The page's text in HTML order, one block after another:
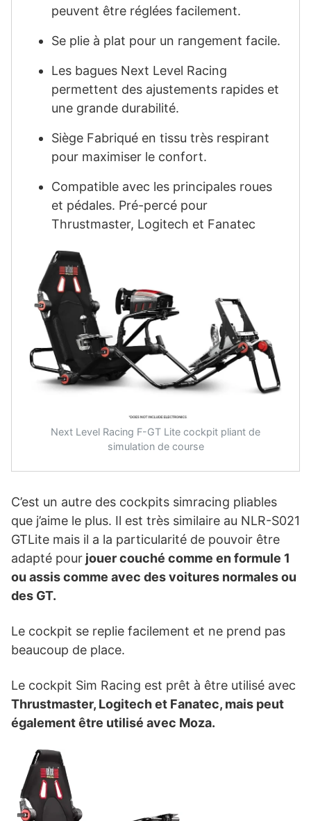
peuvent être réglées facilement.
Se plie à plat pour un rangement facile.
Les bagues Next Level Racing
permettent des ajustements rapides et
une grande durabilité.
Siège Fabriqué en tissu très respirant
pour maximiser le confort.
Compatible avec les principales roues
et pédales. Pré-percé pour
Thrustmaster, Logitech et Fanatec
Next Level Racing F-GT Lite cockpit pliant de
simulation de course
C’est un autre des cockpits simracing pliables
que j’aime le plus. Il est très similaire au NLR-S021
GTLite mais il a la particularité de pouvoir être
adapté pour jouer couché comme en formule 1
ou assis comme avec des voitures normales ou
des GT.
Le cockpit se replie facilement et ne prend pas
beaucoup de place.
Le cockpit Sim Racing est prêt à être utilisé avec
Thrustmaster, Logitech et Fanatec, mais peut
également être utilisé avec Moza.